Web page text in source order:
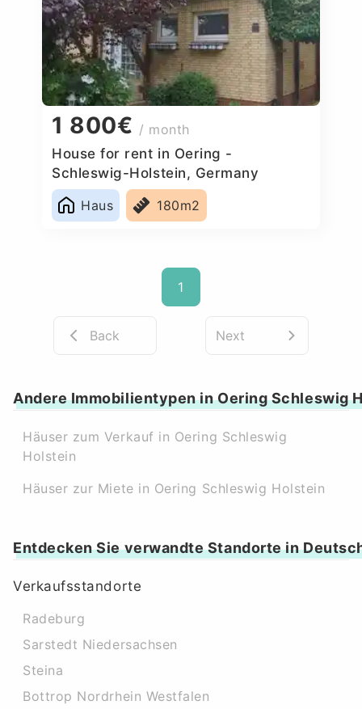
1 800€ / month
House for rent in Oering -
Schleswig-Holstein, Germany
Haus
180m2
1
Back Next
Andere Immobilientypen in Oering Schleswig
Häuser zum Verkauf in Oering Schleswig
Holstein
Häuser zur Miete in Oering Schleswig Holstein
Entdecken Sie verwandte Standorte in
Verkaufsstandorte
Radeburg
Sarstedt Niedersachsen
Steina
Bottrop Nordrhein Westfalen